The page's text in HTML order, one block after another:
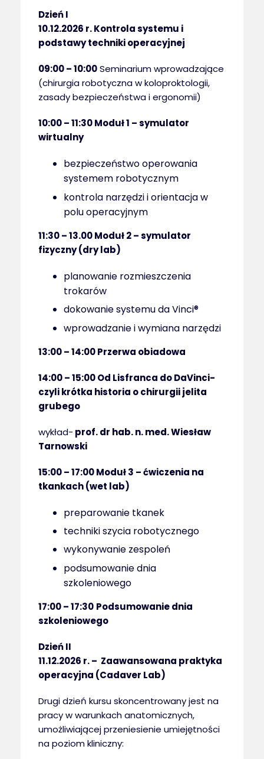
Dzień I
10.12.2026 r.Kontrola systemu i
podstawy techniki operacyjnej
09:00 – 10:00Seminarium wprowadzające
(chirurgia robotyczna w koloproktologii,
zasady bezpieczeństwa i ergonomii)
10:00 – 11:30 Moduł 1 – symulator
wirtualny
bezpieczeństwo operowania
systemem robotycznym
kontrola narzędzi i orientacja w
polu operacyjnym
11:30 – 13.00 Moduł 2 – symulator
fizyczny (dry lab)
planowanie rozmieszczenia
trokarów
dokowanie systemu da Vinci®
wprowadzanie i wymiana narzędzi
13:00 – 14:00 Przerwa obiadowa
14:00 – 15:00 Od Lisfranca do DaVinci-
czyli krótka historia o chirurgii jelita
grubego
wykład- prof. dr hab. n. med. Wiesław
Tarnowski
15:00 – 17:00 Moduł 3 – ćwiczenia na
tkankach (wet lab)
preparowanie tkanek
techniki szycia robotycznego
wykonywanie zespoleń
podsumowanie dnia
szkoleniowego
17:00 – 17:30 Podsumowanie dnia
szkoleniowego
Dzień II
11.12.2026 r. – Zaawansowana praktyka
operacyjna (Cadaver Lab)
Drugi dzień kursu skoncentrowany jest na
pracy w warunkach anatomicznych,
umożliwiającej przeniesienie umiejętności
na poziom kliniczny: